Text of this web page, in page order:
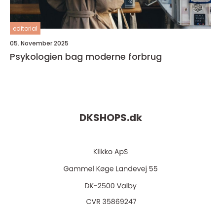
editorial
05. November 2025
Psykologien bag moderne forbrug
DKSHOPS.dk